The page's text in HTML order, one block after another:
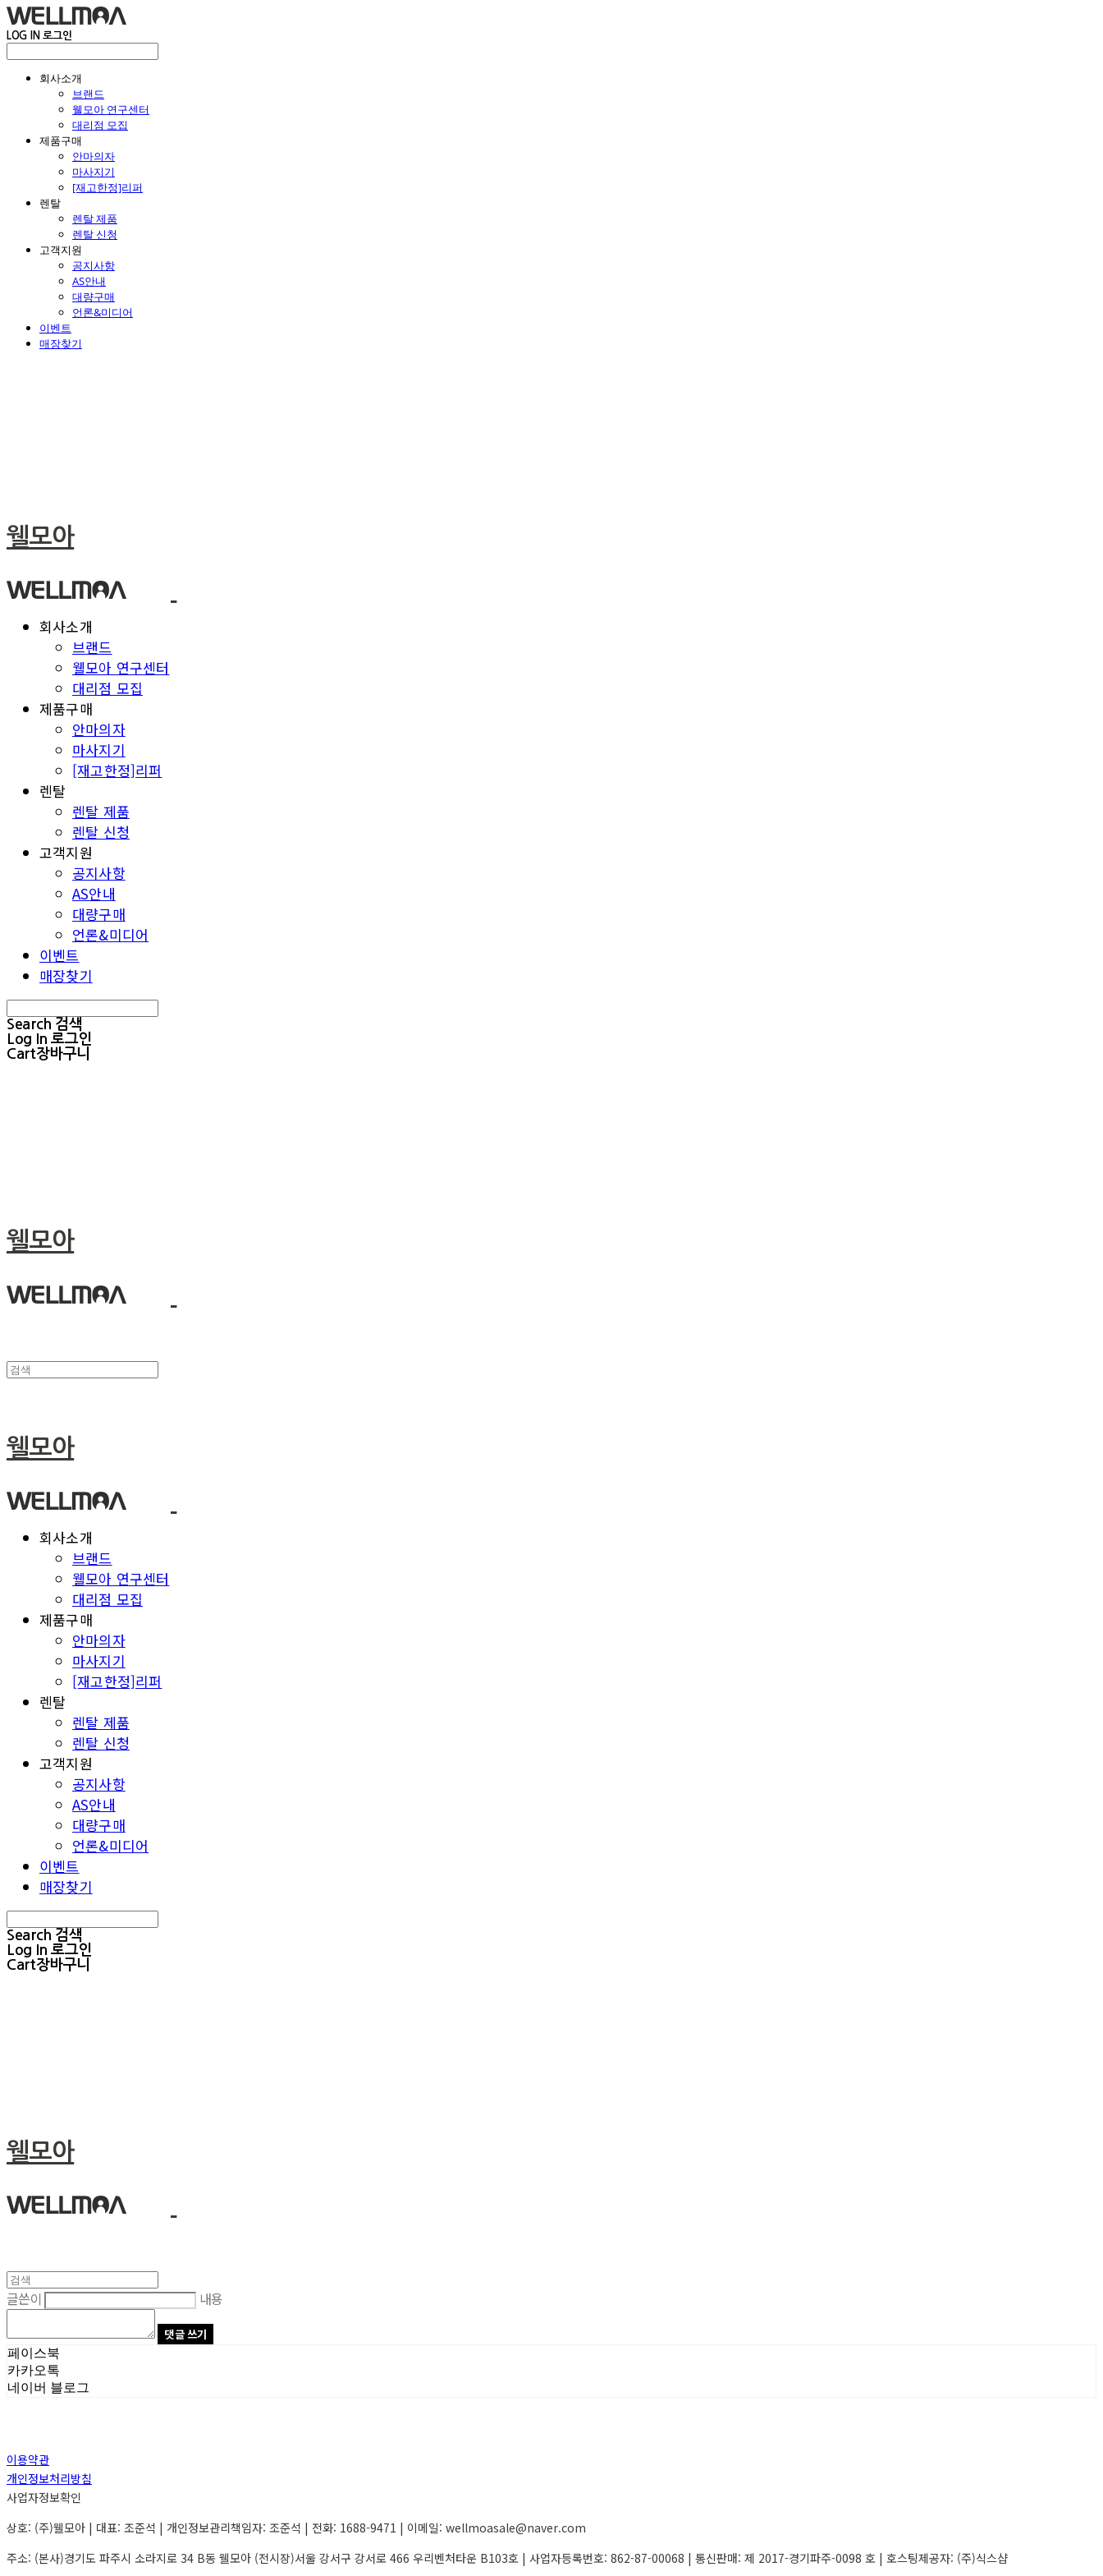
LOG IN 로그인
회사소개
브랜드
웰모아 연구센터
대리점 모집
제품구매
안마의자
마사지기
[재고한정]리퍼
렌탈
렌탈 제품
렌탈 신청
고객지원
공지사항
AS안내
대량구매
언론&미디어
이벤트
매장찾기
웰모아
회사소개
브랜드
웰모아 연구센터
대리점 모집
제품구매
안마의자
마사지기
[재고한정]리퍼
렌탈
렌탈 제품
렌탈 신청
고객지원
공지사항
AS안내
대량구매
언론&미디어
이벤트
매장찾기
Search 검색
Log In 로그인
Cart장바구니
웰모아
웰모아
회사소개
브랜드
웰모아 연구센터
대리점 모집
제품구매
안마의자
마사지기
[재고한정]리퍼
렌탈
렌탈 제품
렌탈 신청
고객지원
공지사항
AS안내
대량구매
언론&미디어
이벤트
매장찾기
Search 검색
Log In 로그인
Cart장바구니
웰모아
글쓴이 내용
댓글 쓰기
페이스북
카카오톡
네이버 블로그
이용약관
개인정보처리방침
사업자정보확인
상호: (주)웰모아 | 대표: 조준석 | 개인정보관리책임자: 조준석 | 전화: 1688-9471 | 이메일: wellmoasale@naver.com
주소: (본사)경기도 파주시 소라지로 34 B동 웰모아 (전시장)서울 강서구 강서로 466 우리벤처타운 B103호 | 사업자등록번호: 862-87-00068 | 통신판매: 제 2017-경기파주-0098 호 | 호스팅제공자: (주)식스샵